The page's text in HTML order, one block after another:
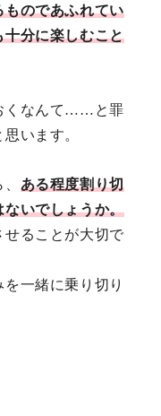
ものであふれてい
十分に楽しむこと
くなんて……と罪
います。
ある程度割り切
ないでしょうか。
せることが大切で
一緒に乗り切り